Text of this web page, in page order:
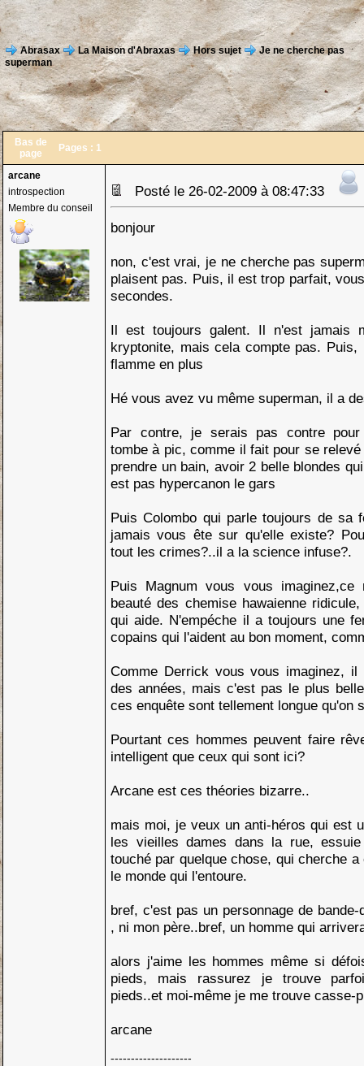
Abrasax La Maison d'Abraxas Hors sujet
Je ne cherche pas
superman
Bas de
page
Pages : 1
arcane
introspection
Membre du conseil
Posté le 26-02-2009 à 08:47:33
bonjour
non, c'est vrai, je ne cherche pas
plaisent pas. Puis, il est trop parfait,
secondes.
Il est toujours galent. Il n'est
kryptonite, mais cela compte pas.
flamme en plus
Hé vous avez vu même superman, il a
Par contre, je serais pas contre pour
tombe à pic, comme il fait pour se
prendre un bain, avoir 2 belle blondes
est pas hypercanon le gars
Puis Colombo qui parle toujours de sa
jamais vous ête sur qu'elle existe?
tout les crimes?..il a la science infuse?.
Puis Magnum vous vous
beauté des chemise hawaienne
qui aide. N'empéche il a toujours une
copains qui l'aident au bon moment,
Comme Derrick vous vous imaginez,
des années, mais c'est pas le plus
ces enquête sont tellement longue qu'on
Pourtant ces hommes peuvent faire
intelligent que ceux qui sont ici?
Arcane est ces théories bizarre..
mais moi, je veux un anti-héros qui est
les vieilles dames dans la rue,
touché par quelque chose, qui cherche
le monde qui l'entoure.
bref, c'est pas un personnage de
, ni mon père..bref, un homme qui
alors j'aime les hommes même si
pieds, mais rassurez je trouve
pieds..et moi-même je me trouve casse-
arcane
--------------------